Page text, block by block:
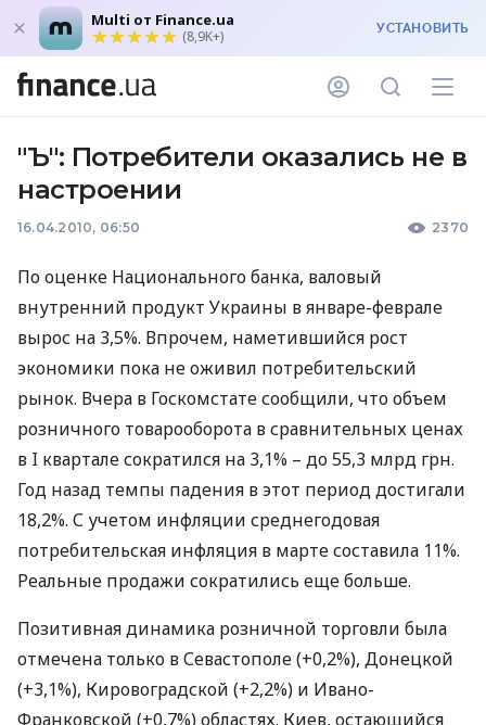
Multi от Finance.ua
(8,9K+) УСТАНОВИТЬ
"Ъ": Потребители оказались не в
настроении
16.04.2010, 06:50 2370
По оценке Национального банка, валовый
внутренний продукт Украины в январе-феврале
вырос на 3,5%. Впрочем, наметившийся рост
экономики пока не оживил потребительский
рынок. Вчера в Госкомстате сообщили, что объем
розничного товарооборота в сравнительных ценах
в I квартале сократился на 3,1% – до 55,3 млрд грн.
Год назад темпы падения в этот период достигали
18,2%. С учетом инфляции среднегодовая
потребительская инфляция в марте составила 11%.
Реальные продажи сократились еще больше.
Позитивная динамика розничной торговли была
отмечена только в Севастополе (+0,2%), Донецкой
(+3,1%), Кировоградской (+2,2%) и Ивано-
Франковской (+0,7%) областях. Киев, остающийся